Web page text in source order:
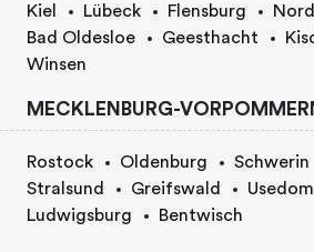
Kiel Lübeck Flensburg
Bad Oldesloe
Geesthacht
Winsen
MECKLENBURG-
Rostock Oldenburg Schwerin
Stralsund
Greifswald Usedom
Ludwigsburg
Bentwisch